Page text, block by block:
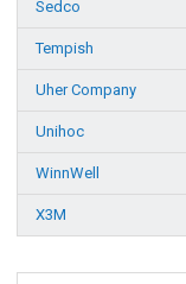
Sedco
Tempish
Uher Company
Unihoc
WinnWell
X3M